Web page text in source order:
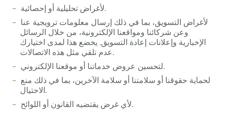
لأغراض تحليلية أو إحصائية.
لأغراض التسويق، بما في ذلك إرسال معلومات ترويجية عنا
وعن شركائنا ومواقعنا الإلكترونية، من خلال الرسائل
الإخبارية وإعلانات إعادة التسويق. يخضع هذا لمدى اختيارك
عدم تلقي مثل هذه الاتصالات.
لتحسين عروض خدماتنا أو موقعنا الإلكتروني.
لحماية حقوقنا أو سلامتنا أو سلامة الآخرين، بما في ذلك منع
الاحتيال.
لأي غرض يقتضيه القانون أو اللوائح.